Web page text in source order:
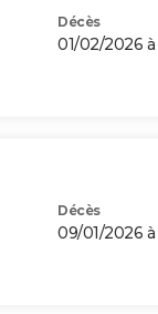
Décès
01/02/2026 à
Décès
09/01/2026 à